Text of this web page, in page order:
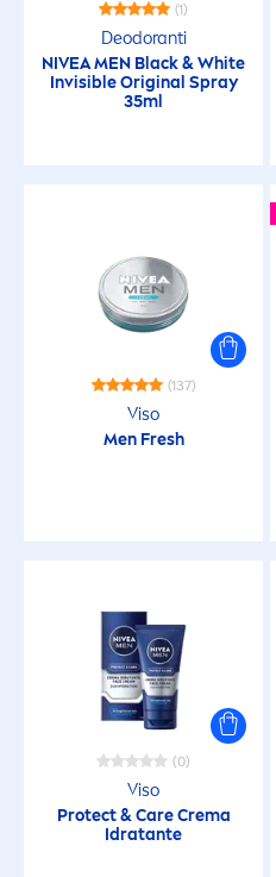
(1)
Deodoranti
NIVEAMEN Black&White
InvisibleOriginal Spray
35ml
(137)
Viso
Men Fresh
(0)
Viso
Protect&CareCrema
Idratante